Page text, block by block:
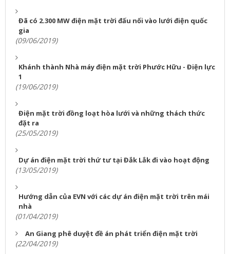
Đã có 2.300 MW điện mặt trời đấu nối vào lưới điện quốc
gia
(09/06/2019)
Khánh thành Nhà máy điện mặt trời Phước Hữu - Điện lực
1
(19/06/2019)
Điện mặt trời đồng loạt hòa lưới và những thách thức
đặt ra
(25/05/2019)
Dự án điện mặt trời thứ tư tại Đắk Lắk đi vào hoạt động
(13/05/2019)
Hướng dẫn của EVN với các dự án điện mặt trời trên mái
nhà
(01/04/2019)
An Giang phê duyệt đề án phát triển điện mặt trời
(22/04/2019)